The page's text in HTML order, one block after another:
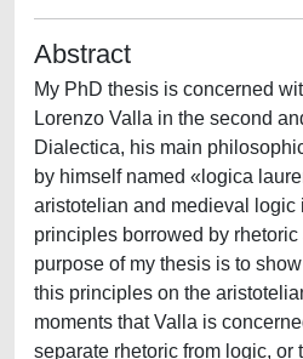
Abstract
My PhD thesis is concerned
Lorenzo Valla in the second
Dialectica, his main
by himself named «logica
aristotelian and medieval logic
principles borrowed by
purpose of my thesis is to
this principles on the
moments that Valla is
separate rhetoric from logic, or